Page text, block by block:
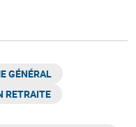
GÉNÉRAL​
RETRAITE​